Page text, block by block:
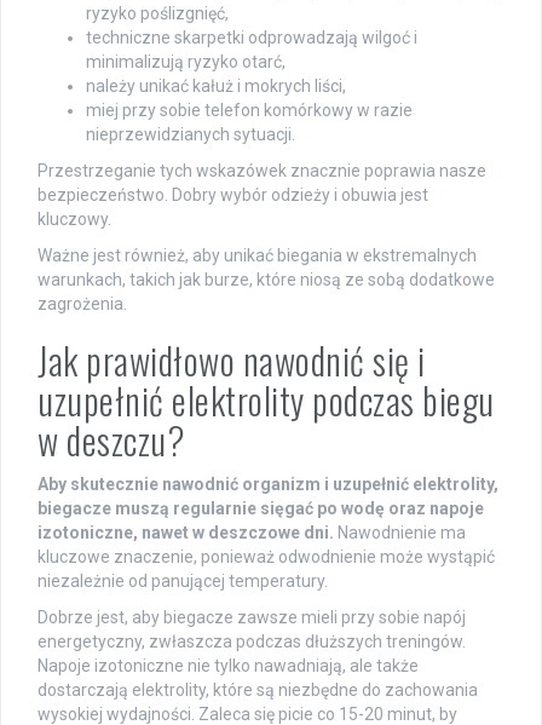
ryzyko poślizgnięć,
techniczne skarpetki odprowadzają wilgoć i
minimalizują ryzyko otarć,
należy unikać kałuż i mokrych liści,
miej przy sobie telefon komórkowy w razie
nieprzewidzianych sytuacji.
Przestrzeganie tych wskazówek znacznie poprawia nasze
bezpieczeństwo. Dobry wybór odzieży i obuwia jest
kluczowy.
Ważne jest również, aby unikać biegania w ekstremalnych
warunkach, takich jak burze, które niosą ze sobą dodatkowe
zagrożenia.
Jak prawidłowo nawodnić się i
uzupełnić elektrolity podczas biegu
w deszczu?
Aby skutecznie nawodnić organizm i uzupełnić elektrolity,
biegacze muszą regularnie sięgać po wodę oraz napoje
izotoniczne, nawet w deszczowe dni. Nawodnienie ma
kluczowe znaczenie, ponieważ odwodnienie może wystąpić
niezależnie od panującej temperatury.
Dobrze jest, aby biegacze zawsze mieli przy sobie napój
energetyczny, zwłaszcza podczas dłuższych treningów.
Napoje izotoniczne nie tylko nawadniają, ale także
dostarczają elektrolity, które są niezbędne do zachowania
wysokiej wydajności. Zaleca się picie co 15-20 minut, by